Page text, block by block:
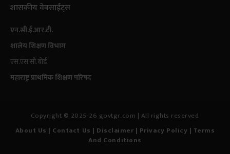
शासकीय वेबसाईट्स
एन.सी.ई.आर.टी.
शालेय शिक्षण विभाग
एस.एस.सी.बोर्ड
महाराष्ट्र प्राथमिक शिक्षण परिषद
Copyright © 2025-26 govtgr.com | All rights reserved
About Us | Contact Us | Disclaimer | Privacy Policy | Terms
And Conditions